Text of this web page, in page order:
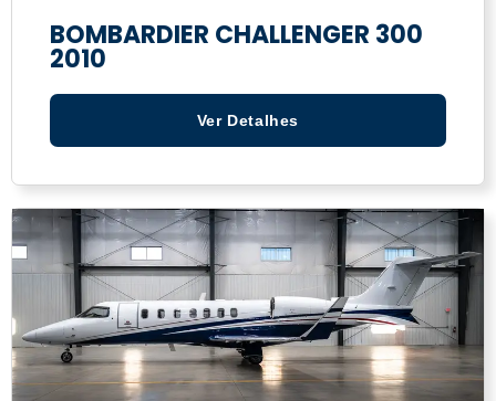
BOMBARDIER CHALLENGER 300
2010
Ver Detalhes